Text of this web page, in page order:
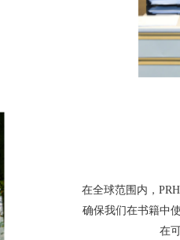
在全球范围内，
确保我们在书籍中
在